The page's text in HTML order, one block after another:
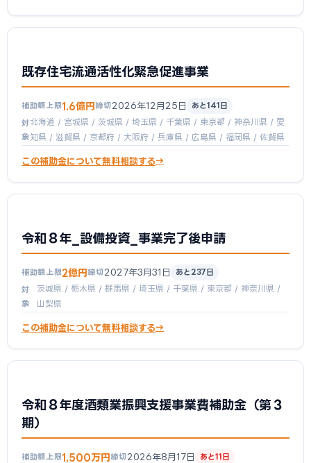
既存住宅流通活性化緊急促進事業
補助額上限1.6億円締切 2026年12月25日 あと141日
対
象
北海道 / 宮城県 / 茨城県 / 埼玉県 / 千葉県 / 東京都 / 神奈川県 / 愛
知県 / 滋賀県 / 京都府 / 大阪府 / 兵庫県 / 広島県 / 福岡県 / 佐賀県
この補助金について無料相談する
令和８年_設備投資_事業完了後申請
補助額上限2億円締切 2027年3月31日 あと237日
対
象
茨城県 / 栃木県 / 群馬県 / 埼玉県 / 千葉県 / 東京都 / 神奈川県 /
山梨県
この補助金について無料相談する
令和８年度酒類業振興支援事業費補助金（第３
期）
補助額上限1,500万円締切 2026年8月17日 あと11日